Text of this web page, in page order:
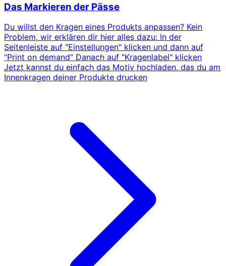
Das Markieren der Pässe
Du willst den Kragen eines Produkts anpassen? Kein
Problem, wir erklären dir hier alles dazu: In der
Seitenleiste auf "Einstellungen" klicken und dann auf
"Print on demand" Danach auf "Kragenlabel" klicken
Jetzt kannst du einfach das Motiv hochladen, das du am
Innenkragen deiner Produkte drucken